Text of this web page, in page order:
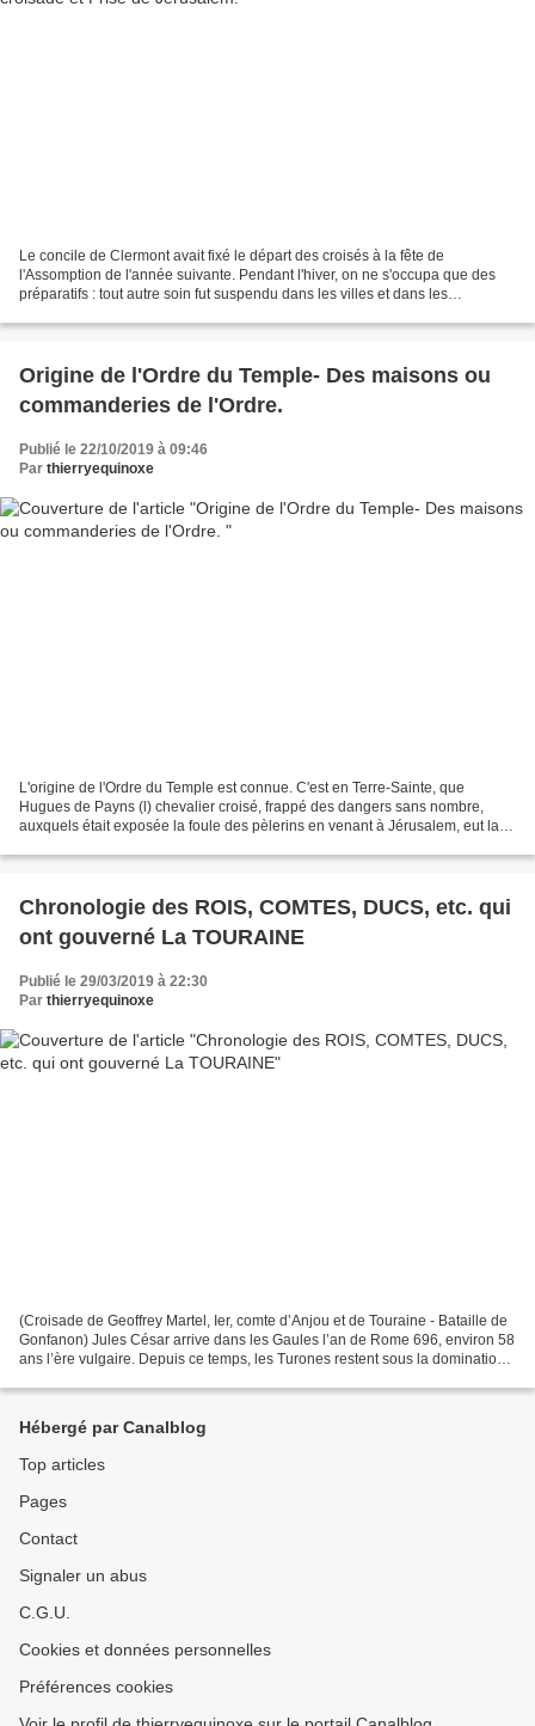
Le concile de Clermont avait fixé le départ des croisés à la fête de
l'Assomption de l'année suivante. Pendant l'hiver, on ne s'occupa que des
préparatifs : tout autre soin fut suspendu dans les villes et dans les
Origine de l'Ordre du Temple- Des maisons ou
commanderies de l'Ordre.
Publié le 22/10/2019 à 09:46
Par thierryequinoxe
L'origine de l'Ordre du Temple est connue. C'est en Terre-Sainte, que
Hugues de Payns (l) chevalier croisé, frappé des dangers sans nombre,
auxquels était exposée la foule des pèlerins en venant à Jérusalem, eut la
Chronologie des ROIS, COMTES, DUCS, etc. qui
ont gouverné La TOURAINE
Publié le 29/03/2019 à 22:30
Par thierryequinoxe
(Croisade de Geoffrey Martel, Ier, comte d’Anjou et de Touraine - Bataille de
Gonfanon) Jules César arrive dans les Gaules l’an de Rome 696, environ 58
ans l’ère vulgaire. Depuis ce temps, les Turones restent sous la domination
Hébergé par Canalblog
Top articles
Pages
Contact
Signaler un abus
C.G.U.
Cookies et données personnelles
Préférences cookies